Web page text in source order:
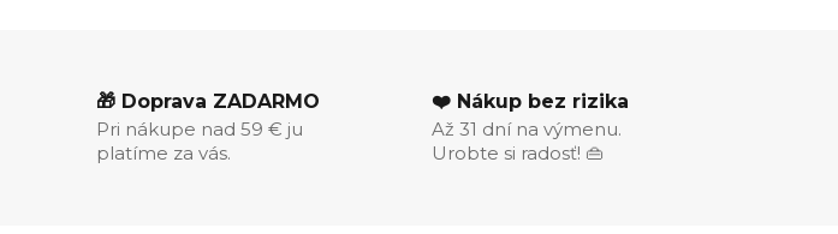
🎁 Doprava ZADARMO
Pri nákupe nad 59 € ju
platíme za vás.
❤️ Nákup bez rizika
Až 31 dní na výmenu.
Urobte si radosť! 👜